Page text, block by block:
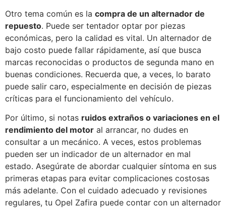
Otro tema común es la compra de un alternador de
repuesto. Puede ser tentador optar por piezas
económicas, pero la calidad es vital. Un alternador de
bajo costo puede fallar rápidamente, así que busca
marcas reconocidas o productos de segunda mano en
buenas condiciones. Recuerda que, a veces, lo barato
puede salir caro, especialmente en decisión de piezas
críticas para el funcionamiento del vehículo.
Por último, si notas ruidos extraños o variaciones en el
rendimiento del motor al arrancar, no dudes en
consultar a un mecánico. A veces, estos problemas
pueden ser un indicador de un alternador en mal
estado. Asegúrate de abordar cualquier síntoma en sus
primeras etapas para evitar complicaciones costosas
más adelante. Con el cuidado adecuado y revisiones
regulares, tu Opel Zafira puede contar con un alternador